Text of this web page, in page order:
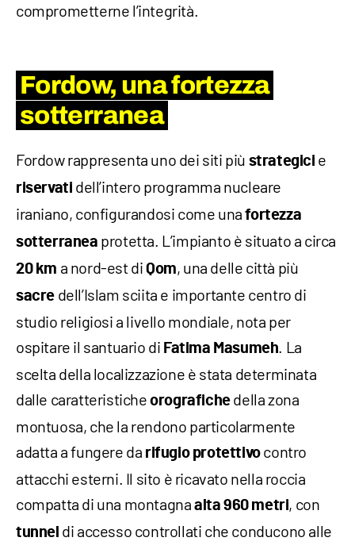
comprometterne l’integrità.
Fordow, una fortezza
sotterranea
Fordow rappresenta uno dei siti più strategici e
riservati dell’intero programma nucleare
iraniano, configurandosi come unafortezza
sotterranea protetta. L’impianto è situato a circa
20 km a nord-est di Qom, una delle città più
sacre dell’Islam sciita e importante centro di
studio religiosi a livello mondiale, nota per
ospitare il santuario di Fatima Masumeh. La
scelta della localizzazione è stata determinata
dalle caratteristicheorografichedella zona
montuosa, che la rendono particolarmente
adatta a fungere da rifugio protettivocontro
attacchi esterni. Il sito è ricavato nella roccia
compatta di una montagnaalta 960 metri, con
tunnel di accesso controllati che conducono alle